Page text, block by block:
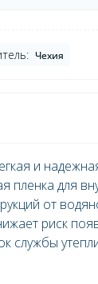
Чехия
и
пленка для
от
риск
службы